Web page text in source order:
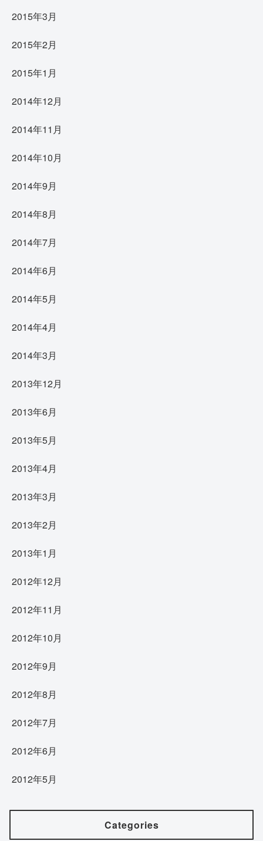
2015年3月
2015年2月
2015年1月
2014年12月
2014年11月
2014年10月
2014年9月
2014年8月
2014年7月
2014年6月
2014年5月
2014年4月
2014年3月
2013年12月
2013年6月
2013年5月
2013年4月
2013年3月
2013年2月
2013年1月
2012年12月
2012年11月
2012年10月
2012年9月
2012年8月
2012年7月
2012年6月
2012年5月
Categories